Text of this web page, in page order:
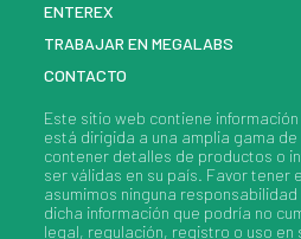
ENTEREX
TRABAJAR EN MEGALABS
CONTACTO
Este sitio web contiene
está dirigida a una amplia gama
contener detalles de productos o
ser válidas en su país. Favor tener
asumimos ninguna
dicha información que podría no
legal, regulación, registro o uso en